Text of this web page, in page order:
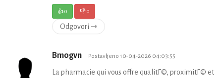
👍0 👎0
Odgovori ⇾
Bmogvn Postavljeno 10-04-2026 04:03:55
La pharmacie qui vous offre qualitГ©, proximitГ© et